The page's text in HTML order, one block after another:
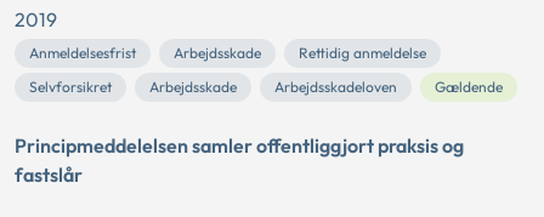
2019
Anmeldelsesfrist Arbejdsskade
Rettidig anmeldelse
Selvforsikret
Arbejdsskade Arbejdsskadeloven Gældende
Principmeddelelsen samler offentliggjort praksis og
fastslår